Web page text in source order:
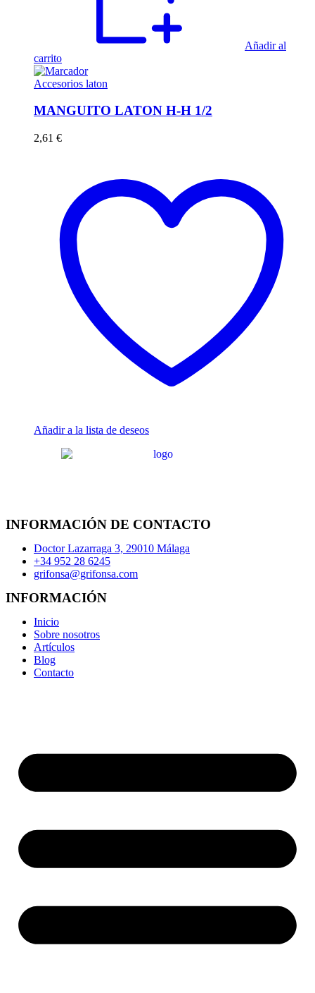
Añadir al
carrito
Accesorios laton
MANGUITO LATON H-H 1/2
2,61 €
Añadir a la lista de deseos
INFORMACIÓN DE CONTACTO
Doctor Lazarraga 3, 29010 Málaga
+34 952 28 6245
grifonsa@grifonsa.com
INFORMACIÓN
Inicio
Sobre nosotros
Artículos
Blog
Contacto